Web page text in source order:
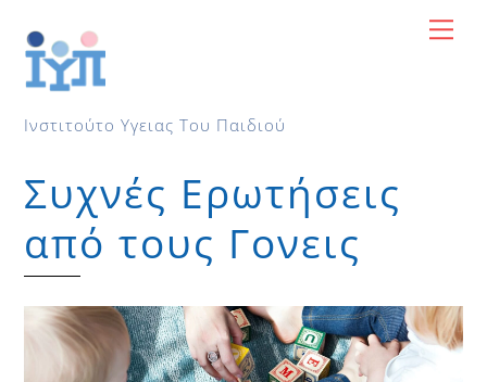
content
Ινστιτούτο Υγειας Του Παιδιού
Συχνές Ερωτήσεις
από τους Γονεις